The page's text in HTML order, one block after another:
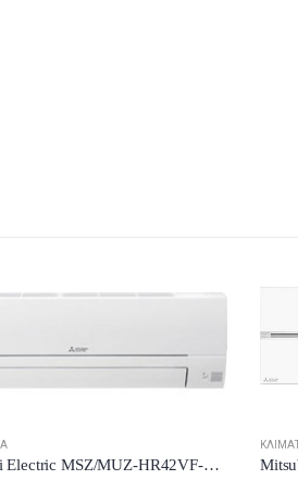
Mitsubishi Electric MSZ/MUZ-HR42VF-E2 Κλιματιστικό Inverter 14000 BTU A++/A+++ με Wi-Fi New Model 2024